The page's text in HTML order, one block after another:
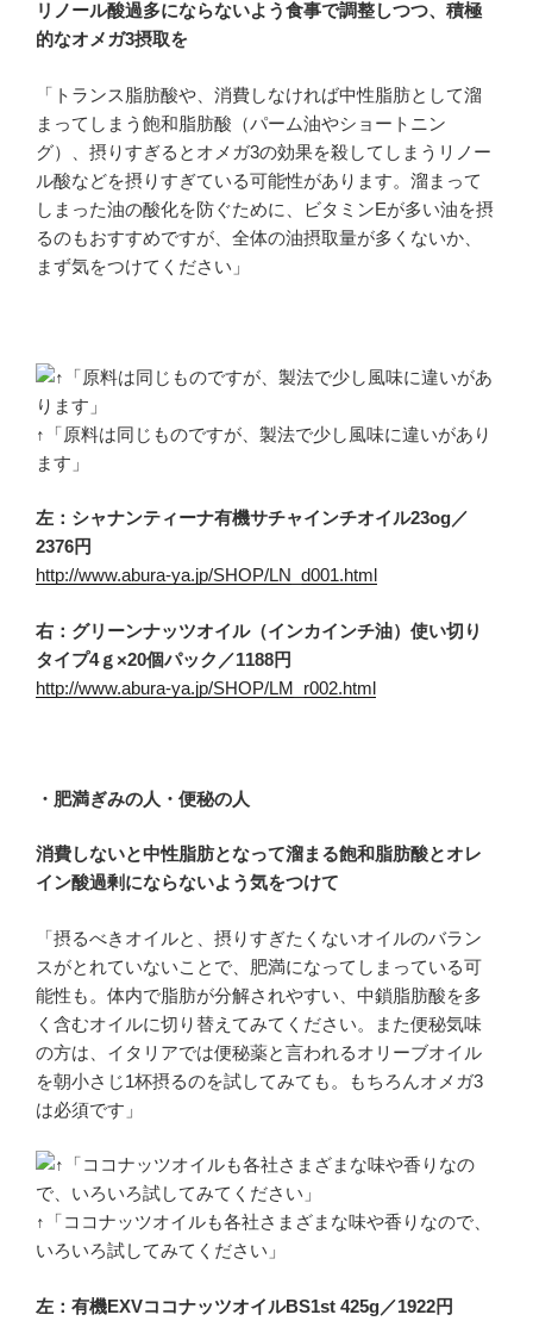
リノール酸過多にならないよう食事で調整しつつ、積極
的なオメガ3摂取を
「トランス脂肪酸や、消費しなければ中性脂肪として溜
まってしまう飽和脂肪酸（パーム油やショートニン
グ）、摂りすぎるとオメガ3の効果を殺してしまうリノー
ル酸などを摂りすぎている可能性があります。溜まって
しまった油の酸化を防ぐために、ビタミンEが多い油を摂
るのもおすすめですが、全体の油摂取量が多くないか、
まず気をつけてください」
↑「原料は同じものですが、製法で少し風味に違いがあり
ます」
左：シャナンティーナ有機サチャインチオイル23og／
2376円
http://www.abura-ya.jp/SHOP/LN_d001.html
右：グリーンナッツオイル（インカインチ油）使い切り
タイプ4ｇ×20個パック／1188円
http://www.abura-ya.jp/SHOP/LM_r002.html
・肥満ぎみの人・便秘の人
消費しないと中性脂肪となって溜まる飽和脂肪酸とオレ
イン酸過剰にならないよう気をつけて
「摂るべきオイルと、摂りすぎたくないオイルのバラン
スがとれていないことで、肥満になってしまっている可
能性も。体内で脂肪が分解されやすい、中鎖脂肪酸を多
く含むオイルに切り替えてみてください。また便秘気味
の方は、イタリアでは便秘薬と言われるオリーブオイル
を朝小さじ1杯摂るのを試してみても。もちろんオメガ3
は必須です」
↑「ココナッツオイルも各社さまざまな味や香りなので、
いろいろ試してみてください」
左：有機EXVココナッツオイルBS1st 425g／1922円